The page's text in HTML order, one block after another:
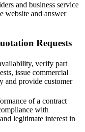
and business service
website and answer
Requests
verify part
issue commercial
and provide customer
of a contract
with
legitimate interest in